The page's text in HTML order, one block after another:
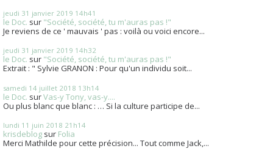
jeudi 31 janvier 2019 14h41
le Doc. sur "Société, société, tu m'auras pas !"
Je reviens de ce ' mauvais ' pas : voilà ou voici encore...
jeudi 31 janvier 2019 14h32
le Doc. sur "Société, société, tu m'auras pas !"
Extrait : " Sylvie GRANON : Pour qu'un individu soit...
samedi 14 juillet 2018 13h14
le Doc. surVas-y Tony, vas-y....
Ou plus blanc que blanc : … Si la culture participe de...
lundi 11 juin 2018 21h14
krisdeblog sur Folia
Merci Mathilde pour cette précision... Tout comme Jack,...